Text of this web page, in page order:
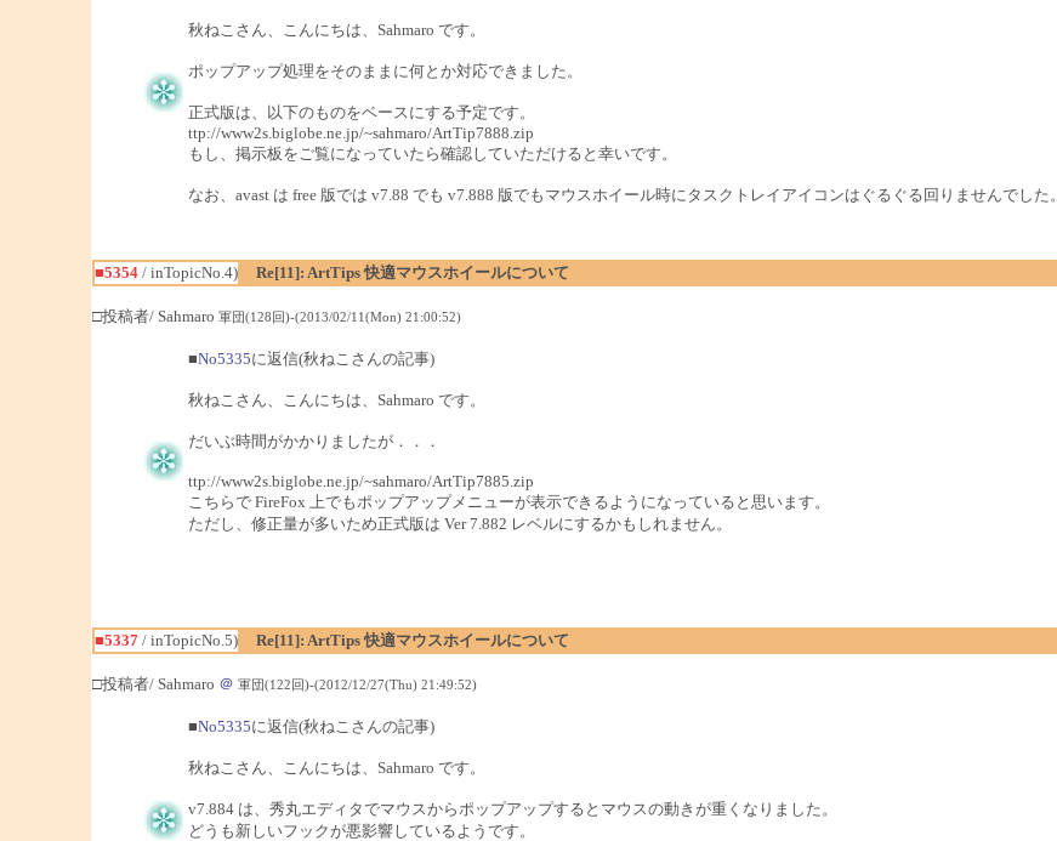
秋ねこさん、こんにちは、Sahmaro です。
ポップアップ処理をそのままに何とか対応できました。
正式版は、以下のものをベースにする予定です。
ttp://www2s.biglobe.ne.jp/~sahmaro/ArtTip7888.zip
もし、掲示板をご覧になっていたら確認していただけると幸いです。
なお、avast は free 版では v7.88 でも v7.888 版でもマウスホイール時にタスクトレイアイコンはぐるぐる回りませんでした。
■5354/ inTopicNo.4)
Re[11]: ArtTips 快適マウスホイールについて
□投稿者/ Sahmaro 軍団(128回)-(2013/02/11(Mon) 21:00:52)
■No5335に返信(秋ねこさんの記事)
秋ねこさん、こんにちは、Sahmaro です。
だいぶ時間がかかりましたが．．．
ttp://www2s.biglobe.ne.jp/~sahmaro/ArtTip7885.zip
こちらで FireFox 上でもポップアップメニューが表示できるようになっていると思います。
ただし、修正量が多いため正式版は Ver 7.882 レベルにするかもしれません。
■5337/ inTopicNo.5)
Re[11]: ArtTips 快適マウスホイールについて
□投稿者/ Sahmaro ＠ 軍団(122回)-(2012/12/27(Thu) 21:49:52)
■No5335に返信(秋ねこさんの記事)
秋ねこさん、こんにちは、Sahmaro です。
v7.884 は、秀丸エディタでマウスからポップアップするとマウスの動きが重くなりました。
どうも新しいフックが悪影響しているようです。